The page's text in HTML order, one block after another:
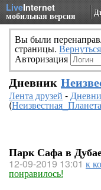
LiveInternet
мобильная версия
Вы были
страницы.
Авторизация
Дневник
Лента друзей -
(Неизвестная_Планета
Парк Сафа в
12-09-2019 13:01 к
понравилось!